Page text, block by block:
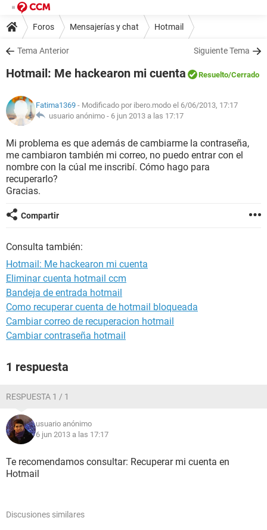
Foros Mensajerías y chat Hotmail
Tema Anterior Siguiente Tema
Hotmail: Me hackearon mi cuenta Resuelto/Cerrado
Fatima1369 - Modificado por ibero.modo el 6/06/2013, 17:17
usuario anónimo - 6 jun 2013 a las 17:17
Mi problema es que además de cambiarme la contraseña,
me cambiaron también mi correo, no puedo entrar con el
nombre con la cúal me inscribí. Cómo hago para
recuperarlo?
Gracias.
Compartir
Consulta también:
Hotmail: Me hackearon mi cuenta
Eliminar cuenta hotmail ccm
Bandeja de entrada hotmail
Como recuperar cuenta de hotmail bloqueada
Cambiar correo de recuperacion hotmail
Cambiar contraseña hotmail
1 respuesta
RESPUESTA 1 / 1
usuario anónimo
6 jun 2013 a las 17:17
Te recomendamos consultar: Recuperar mi cuenta en
Hotmail
Discusiones similares